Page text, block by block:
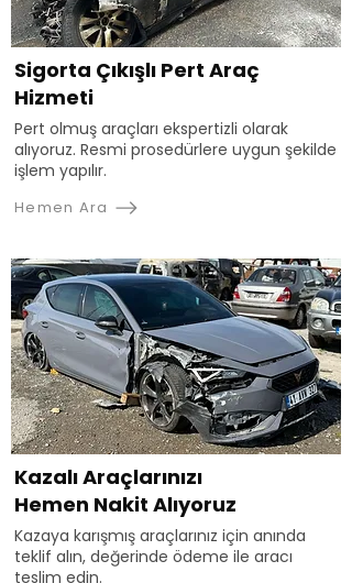
Sigorta Çıkışlı Pert Araç
Hizmeti
Pert olmuş araçları ekspertizli olarak
alıyoruz. Resmi prosedürlere uygun şekilde
işlem yapılır.
Hemen Ara
Kazalı Araçlarınızı
Hemen Nakit Alıyoruz
Kazaya karışmış araçlarınız için anında
teklif alın, değerinde ödeme ile aracı
teslim edin.